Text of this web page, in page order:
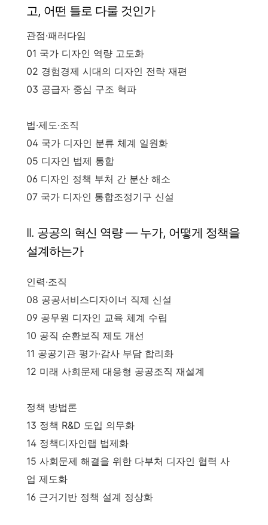
고, 어떤 틀로 다룰 것인가
관점·패러다임
01 국가 디자인 역량 고도화
02 경험경제 시대의 디자인 전략 재편
03 공급자 중심 구조 혁파
법·제도·조직
04 국가 디자인 분류 체계 일원화
05 디자인 법제 통합
06 디자인 정책 부처 간 분산 해소
07 국가 디자인 통합조정기구 신설
II. 공공의 혁신 역량 — 누가, 어떻게 정책을
설계하는가
인력·조직
08 공공서비스디자이너 직제 신설
09 공무원 디자인 교육 체계 수립
10 공직 순환보직 제도 개선
11 공공기관 평가·감사 부담 합리화
12 미래 사회문제 대응형 공공조직 재설계
정책 방법론
13 정책 R&D 도입 의무화
14 정책디자인랩 법제화
15 사회문제 해결을 위한 다부처 디자인 협력 사
업 제도화
16 근거기반 정책 설계 정상화